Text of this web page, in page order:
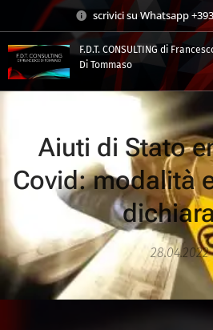
scrivici su Whatsapp
F.D.T. CONSULTING di
Di Tommaso
Aiuti di Stato
Covid: modalità
28.04.2022